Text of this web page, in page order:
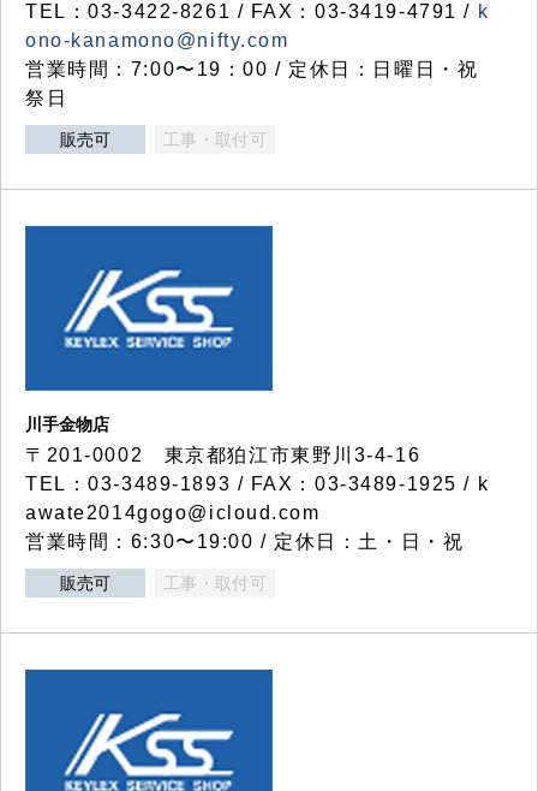
TEL：03-3422-8261 / FAX：03-3419-4791 / k
ono-kanamono@nifty.com
営業時間：7:00〜19：00 / 定休日：日曜日・祝
祭日
販売可 工事・取付可
川手金物店
〒201-0002 東京都狛江市東野川3-4-16
TEL：03-3489-1893 / FAX：03-3489-1925 / k
awate2014gogo@icloud.com
営業時間：6:30〜19:00 / 定休日：土・日・祝
販売可 工事・取付可